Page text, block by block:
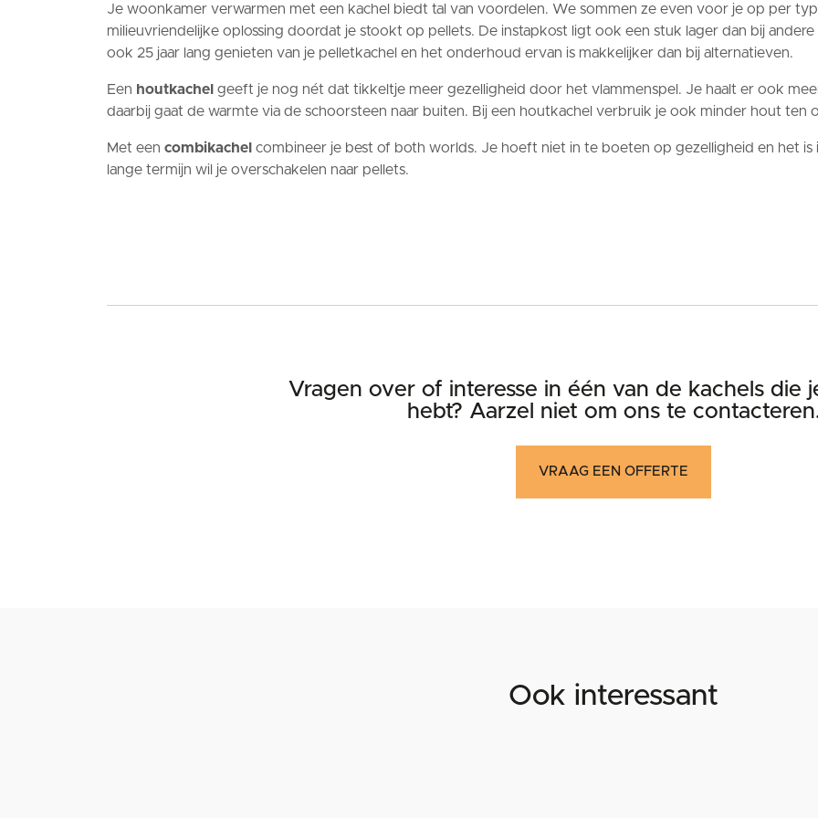
Je woonkamer verwarmen met een kachel biedt tal van voordelen. We sommen ze even voor je op per
milieuvriendelijke oplossing doordat je stookt op pellets. De instapkost ligt ook een stuk lager dan bij
ook 25 jaar lang genieten van je pelletkachel en het onderhoud ervan is makkelijker dan bij alternatieven.
Een houtkachel geeft je nog nét dat tikkeltje meer gezelligheid door het vlammenspel. Je haalt er ook
daarbij gaat de warmte via de schoorsteen naar buiten. Bij een houtkachel verbruik je ook minder hout ten
Met een combikachel combineer je best of both worlds. Je hoeft niet in te boeten op gezelligheid en het is
lange termijn wil je overschakelen naar pellets.
Vragen over of interesse in één van de kachels die
hebt? Aarzel niet om ons te
VRAAG EEN OFFERTE
Ook interessant